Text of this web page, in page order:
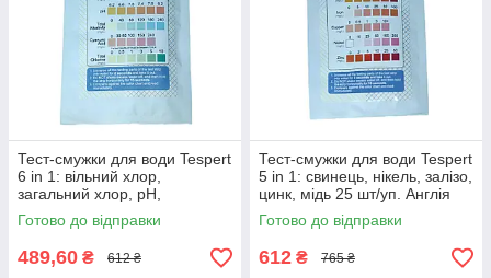
Тест-смужки для води Tespert
6 in 1: вільний хлор,
загальний хлор, рН,
жорсткість, лужність,
ціанурова кислота 25 шт/уп.
Англія
Готово до відправки
489,60 ₴ 612 ₴
Тест-смужки для води Tespert
5 in 1: свинець, нікель, залізо,
цинк, мідь 25 шт/уп. Англія
Готово до відправки
612 ₴ 765 ₴